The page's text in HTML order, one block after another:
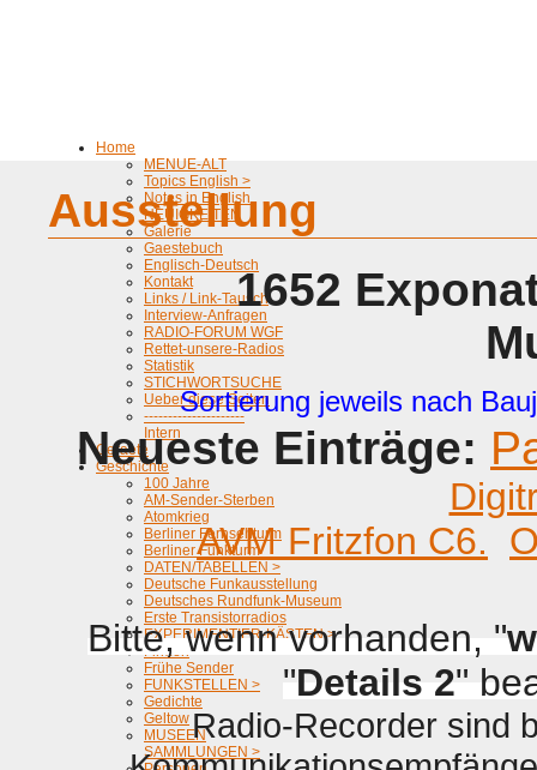
Home
MENUE-ALT
Topics English >
Notes in English
NEUIGKEITEN
Galerie
Gaestebuch
Englisch-Deutsch
Kontakt
Links / Link-Tausch
Interview-Anfragen
RADIO-FORUM WGF
Rettet-unsere-Radios
Statistik
STICHWORTSUCHE
Ueber diese Seiten
---------------------
Intern
Geraete
Geschichte
100 Jahre
AM-Sender-Sterben
Atomkrieg
Berliner Fernsehturm
Berliner Funkturm
DATEN/TABELLEN >
Deutsche Funkausstellung
Deutsches Rundfunk-Museum
Erste Transistorradios
EXPERIMENTIER-KÄSTEN >
Firmen
Frühe Sender
FUNKSTELLEN >
Gedichte
Geltow
MUSEEN
SAMMLUNGEN >
Ausstellung
1652
Sortierung jeweils nach
Neueste Einträge:
AVM Fritzfon C6.
Bitte, wenn vorhanden, "
"Details 2"
Radio-Recorder sind